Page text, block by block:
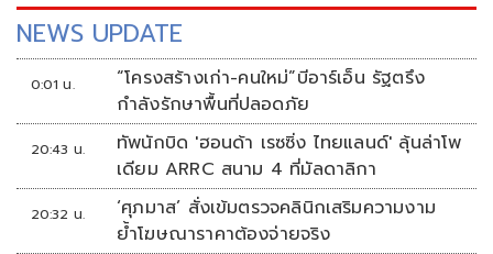
NEWS UPDATE
0:01 น.
“โครงสร้างเก่า-คนใหม่”บีอาร์เอ็น รัฐตรึง
กำลังรักษาพื้นที่ปลอดภัย
20:43 น.
ทัพนักบิด 'ฮอนด้า เรซซิ่ง ไทยแลนด์' ลุ้นล่าโพ
เดียม ARRC สนาม 4 ที่มัลดาลิกา
20:32 น.
‘ศุภมาส’ สั่งเข้มตรวจคลินิกเสริมความงาม
ย้ำโฆษณาราคาต้องจ่ายจริง